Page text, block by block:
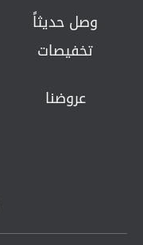
وصل حديثاً
تخفيصات
عروضنا